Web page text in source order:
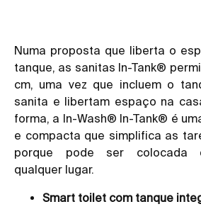
Numa proposta que liberta o
tanque, as sanitas In-Tank®
cm, uma vez que incluem o
sanita e libertam espaço na
forma, a In-Wash® In-Tank® é
e compacta que simplifica as
porque pode ser colocada
qualquer lugar.
Smart toilet com tanque